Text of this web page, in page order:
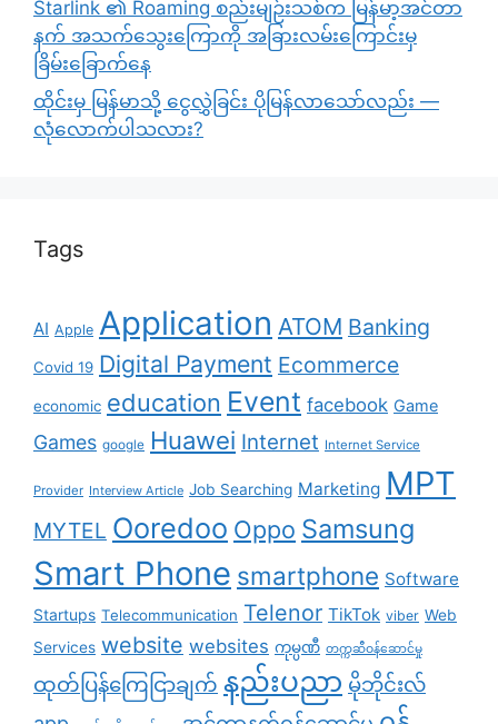
Starlink ၏ Roaming စည်းမျဉ်းသစ်က မြန်မာ့အင်တာ
နက် အသက်သွေးကြောကို အခြားလမ်းကြောင်းမှ
ခြိမ်းခြောက်နေ
ထိုင်းမှ မြန်မာသို့ ငွေလွှဲခြင်း ပိုမြန်လာသော်လည်း —
လုံလောက်ပါသလား?
Tags
AI Apple Application ATOM Banking
Covid 19 Digital Payment Ecommerce
economic education Event facebook Game
Games google Huawei Internet Internet Service
Provider Interview Article Job Searching Marketing MPT
MYTEL Ooredoo Oppo Samsung
Smart Phone smartphone Software
Startups Telecommunication Telenor TikTok viber Web
Services website websites ကုမ္ပဏီ တက္ကဆီဝန်ဆောင်မှု
ထုတ်ပြန်ကြေငြာချက် နည်းပညာ မိုဘိုင်းလ်